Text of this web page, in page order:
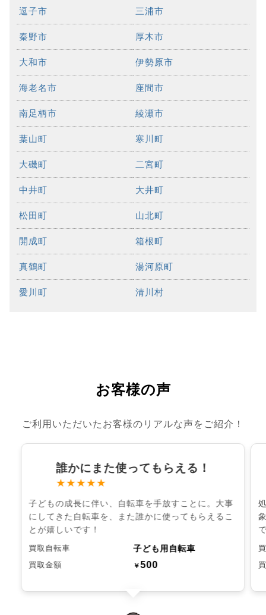
逗子市 三浦市
秦野市 厚木市
大和市 伊勢原市
海老名市 座間市
南足柄市 綾瀬市
葉山町 寒川町
大磯町 二宮町
中井町 大井町
松田町 山北町
開成町 箱根町
真鶴町 湯河原町
愛川町 清川村
お客様の声
ご利用いただいたお客様のリアルな声をご紹介！
誰かにまた使ってもらえる！
★★★★★
子どもの成長に伴い、自転車を手放すことに。大事
にしてきた自転車を、また誰かに使ってもらえるこ
とが嬉しいです！
買取自転車 子ども用自転車
買取金額 ￥500